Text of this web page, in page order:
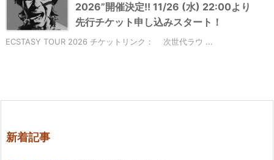
2026”開催決定!! 11/26 (水) 22:00より
先行チケット申し込みスタート！
ECSTASY TOUR 2026 チケットリンク： 次世代ラウ ...
新着記事